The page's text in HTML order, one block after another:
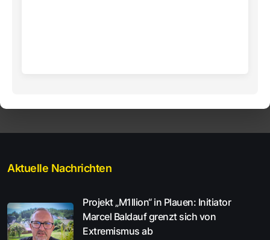
Aktuelle Nachrichten
Projekt „M1llion“ in Plauen: Initiator
Marcel Baldauf grenzt sich von
Extremismus ab